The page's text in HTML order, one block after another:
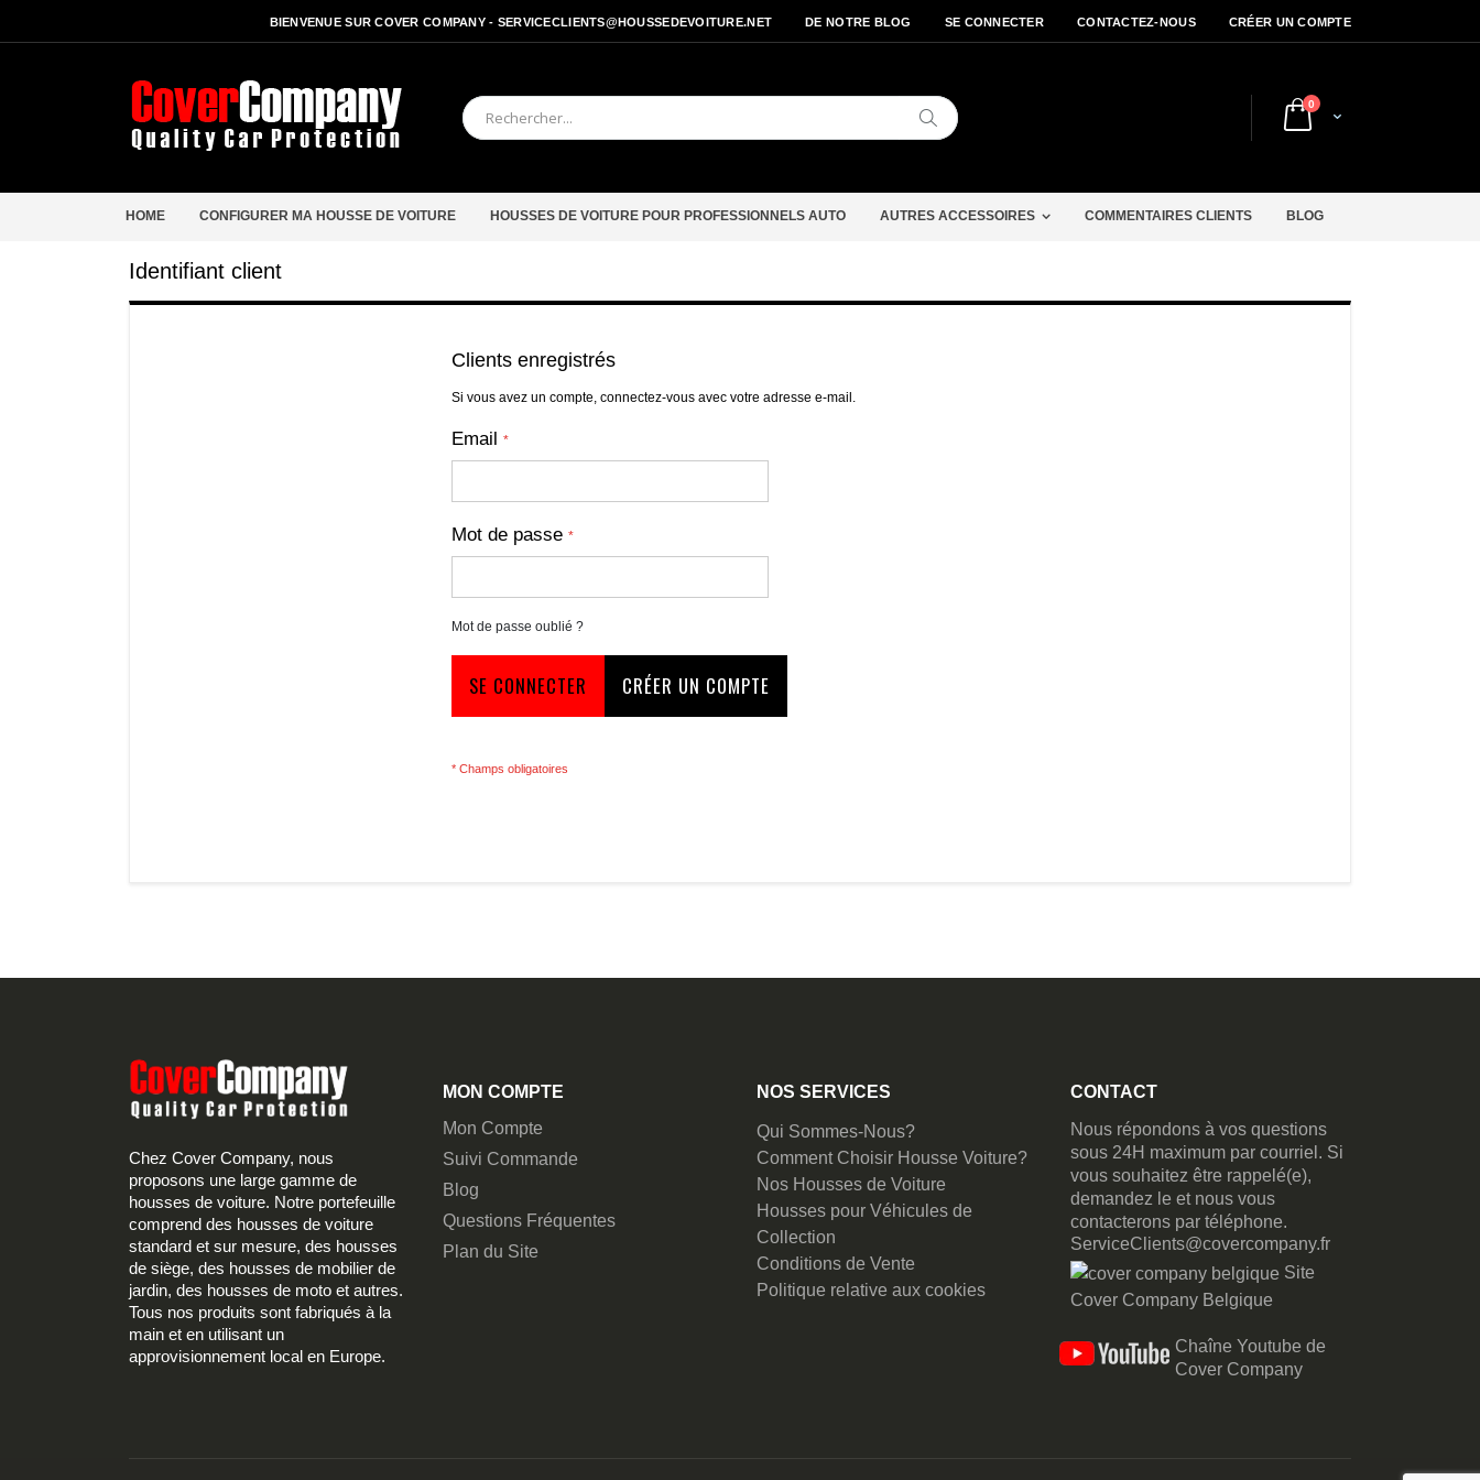
BIENVENUE SUR COVER COMPANY - SERVICECLIENTS@HOUSSEDEVOITURE.NET DE NOTRE BLOG SE CONNECTER CONTACTEZ-NOUS CRÉER UN COMPTE
Cart
0articles
Chercher
HOME CONFIGURER MA HOUSSE DE VOITURE HOUSSES DE VOITURE POUR PROFESSIONNELS AUTO AUTRES ACCESSOIRES COMMENTAIRES CLIENTS BLOG
Identifiant client
Clients enregistrés
Si vous avez un compte, connectez-vous avec votre adresse e-mail.
Email
Mot de passe
Mot de passe oublié ?
SE CONNECTER CRÉER UN COMPTE
Chez Cover Company, nous
proposons une large gamme de
housses de voiture. Notre portefeuille
comprend des housses de voiture
standard et sur mesure, des housses
de siège, des housses de mobilier de
jardin, des housses de moto et autres.
Tous nos produits sont fabriqués à la
main et en utilisant un
approvisionnement local en Europe.
MON COMPTE
Mon Compte
Suivi Commande
Blog
Questions Fréquentes
Plan du Site
NOS SERVICES
Qui Sommes-Nous?
Comment Choisir Housse Voiture?
Nos Housses de Voiture
Housses pour Véhicules de
Collection
Conditions de Vente
Politique relative aux cookies
CONTACT
Nous répondons à vos questions
sous 24H maximum par courriel. Si
vous souhaitez être rappelé(e),
demandez le et nous vous
contacterons par téléphone.
ServiceClients@covercompany.fr
Site
Cover Company Belgique
Chaîne Youtube de
Cover Company